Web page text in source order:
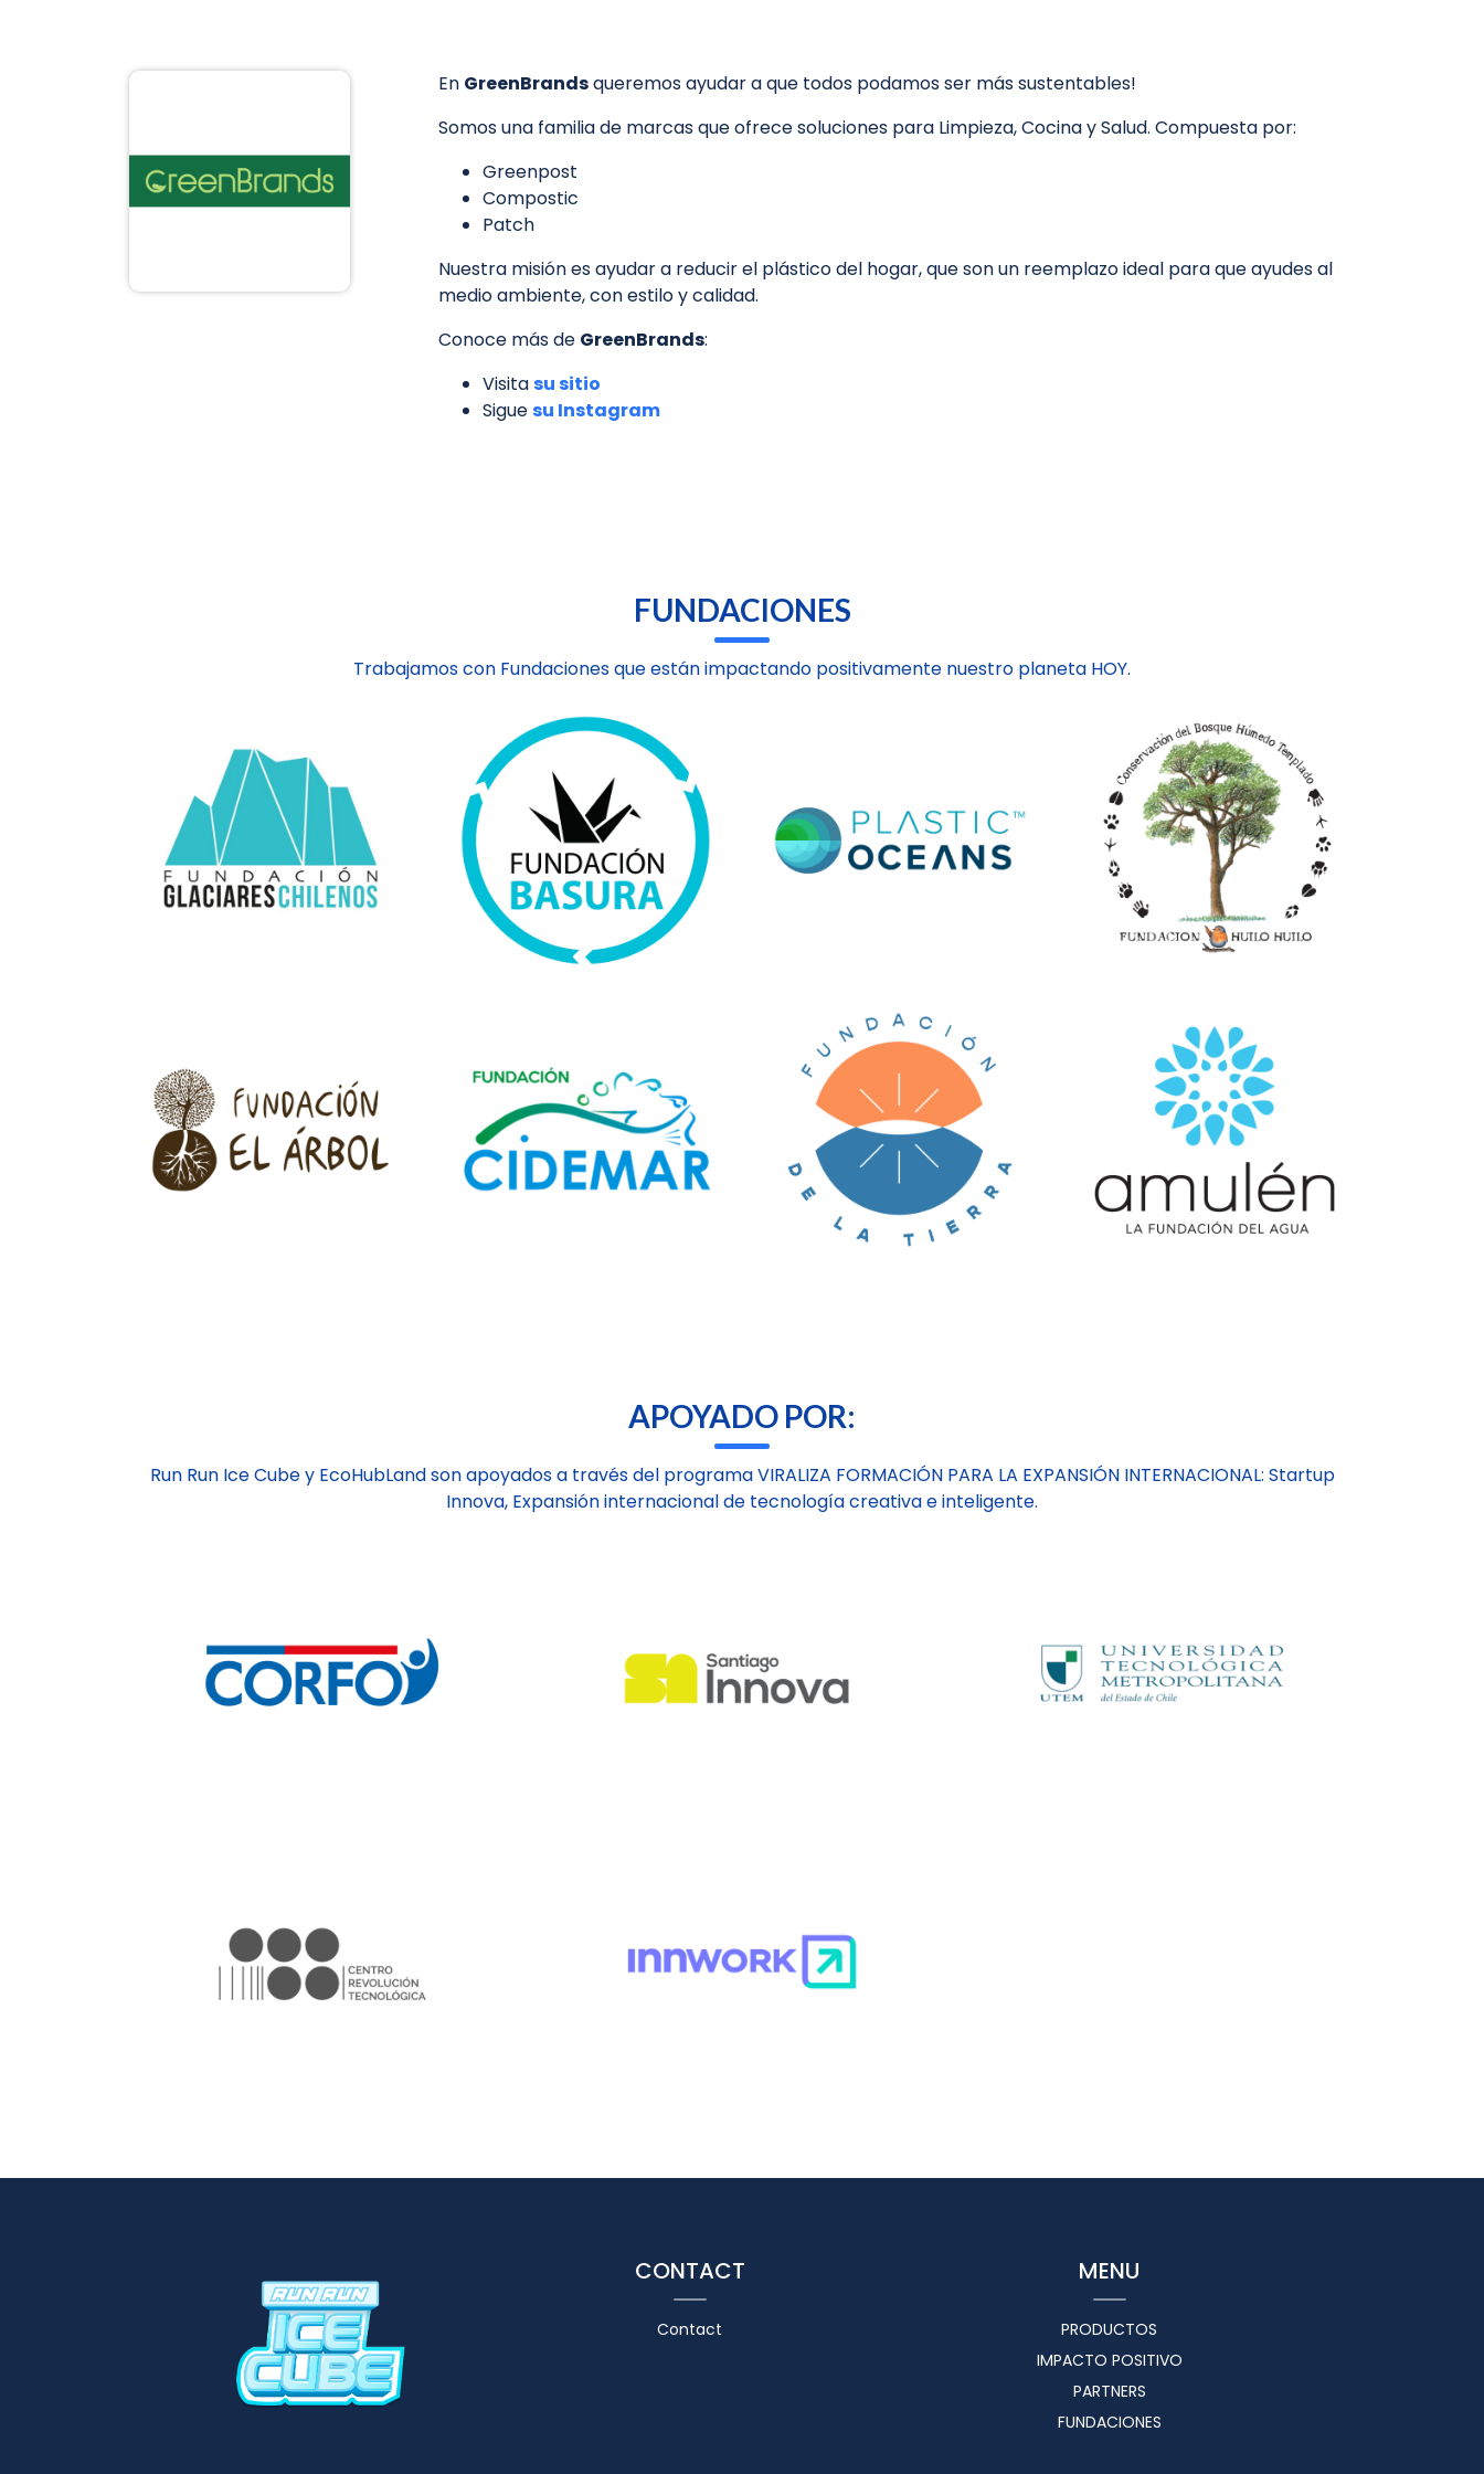
En GreenBrandsqueremos ayudar a que todos podamos ser más sustentables!
Somos una familia de marcas que ofrece soluciones para Limpieza, Cocina y Salud. Compuesta por:
Greenpost
Compostic
Patch
Nuestra misión es ayudar a reducir el plástico del hogar, que son un reemplazo ideal para que ayudes al
medio ambiente, con estilo y calidad.
Conoce más de GreenBrands:
Visitasu sitio
Siguesu Instagram
FUNDACIONES
Trabajamos con Fundaciones que están impactando positivamente nuestro planeta HOY.
APOYADO POR:
Run Run Ice Cube y EcoHubLand son apoyados a través del programa VIRALIZA FORMACIÓN PARA LA EXPANSIÓN INTERNACIONAL: Startup
Innova, Expansión internacional de tecnología creativa e inteligente.
CONTACT
Contact
MENU
PRODUCTOS
IMPACTO POSITIVO
PARTNERS
FUNDACIONES